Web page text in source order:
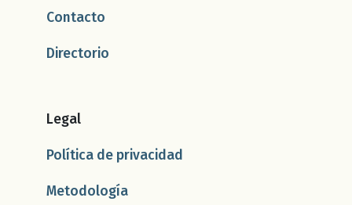
Contacto
Directorio
Legal
Política de privacidad
Metodología